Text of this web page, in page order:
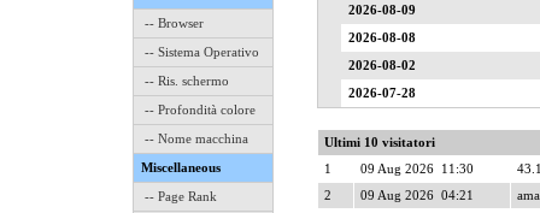
-- Browser
-- Sistema Operativo
-- Ris. schermo
-- Profondità colore
-- Nome macchina
Miscellaneous
-- Page Rank
2026-08-09
2026-08-08
2026-08-02
2026-07-28
Ultimi 10 visitatori
1
09 Aug 2026 11:30
2
09 Aug 2026 04:21